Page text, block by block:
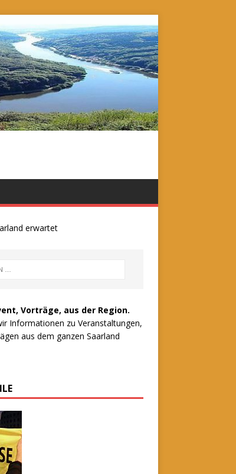
erwartet
Vorträge, aus der Region.
Informationen zu Veranstaltungen,
aus dem ganzen Saarland